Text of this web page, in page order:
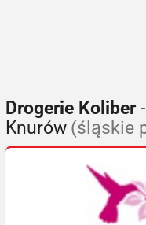
Drogerie Koliber-
Knurów (śląskie